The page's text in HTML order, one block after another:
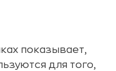
показывает,
для того,